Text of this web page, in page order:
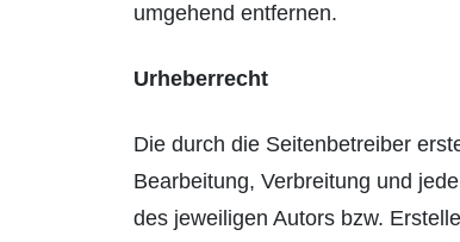
umgehend entfernen.
Urheberrecht
Die durch die Seitenbetreiber
Bearbeitung, Verbreitung und
des jeweiligen Autors bzw.